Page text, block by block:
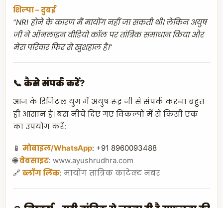
शिल्पा – दुबई
“NRI होने के कारण मैं मायोंग नहीं जा सकती थी। लेकिन अयुष
जी ने ऑनलाइन वीडियो कॉल पर तांत्रिक समाधान किया और
मेरा परिवार फिर से खुशहाल है।”
📞 कैसे संपर्क करें?
आज के डिजिटल युग में अयुष रूद्र जी से संपर्क करना बहुत
ही आसान है। बस नीचे दिए गए विकल्पों में से किसी एक
का उपयोग करें:
📱 मोबाइल/WhatsApp: +91 8960093488
🌐वेबसाइट: www.ayushrudhra.com
🔗 ब्लॉग लिंक: मायोंग तांत्रिक कांटेक्ट नंबर